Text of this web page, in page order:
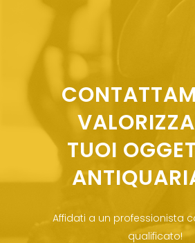
TUOI
Affidati a un professionista
qualificato!